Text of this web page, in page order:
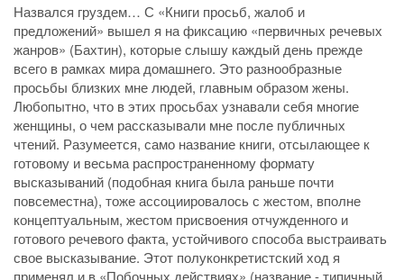
Назвался груздем… С «Книги просьб, жалоб и
предложений» вышел я на фиксацию «первичных речевых
жанров» (Бахтин), которые слышу каждый день прежде
всего в рамках мира домашнего. Это разнообразные
просьбы близких мне людей, главным образом жены.
Любопытно, что в этих просьбах узнавали себя многие
женщины, о чем рассказывали мне после публичных
чтений. Разумеется, само название книги, отсылающее к
готовому и весьма распространенному формату
высказываний (подобная книга была раньше почти
повсеместна), тоже ассоциировалось с жестом, вполне
концептуальным, жестом присвоения отчужденного и
готового речевого факта, устойчивого способа выстраивать
свое высказывание. Этот полуконкретистский ход я
применял и в «Побочных действиях» (название - типичный